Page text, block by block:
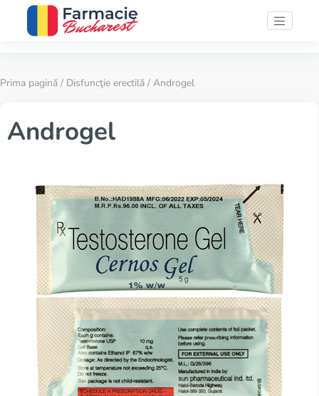
Prima pagină / Disfuncţie erectilă / Androgel
Androgel